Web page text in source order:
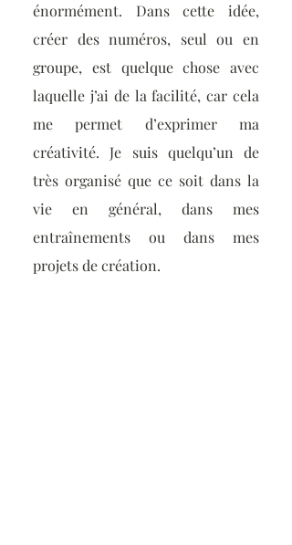
énormément. Dans cette idée,
créer des numéros, seul ou en
groupe, est quelque chose avec
laquelle j’ai de la facilité, car cela
me permet d’exprimer ma
créativité. Je suis quelqu’un de
très organisé que ce soit dans la
vie en général, dans mes
entraînements ou dans mes
projets de création.